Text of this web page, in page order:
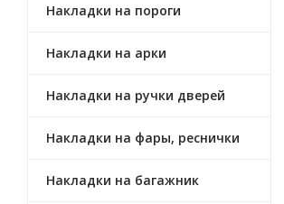
Накладки на пороги
Накладки на арки
Накладки на ручки дверей
Накладки на фары, реснички
Накладки на багажник